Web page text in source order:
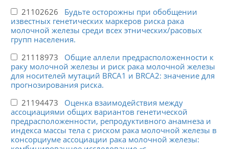
21102626 Будьте осторожны при обобщении
известных генетических маркеров риска рака
молочной железы среди всех этнических/расовых
групп населения.
21118973 Общие аллели предрасположенности к
раку молочной железы и риск рака молочной железы
для носителей мутаций BRCA1 и BRCA2: значение для
прогнозирования риска.
21194473 Оценка взаимодействия между
ассоциациями общих вариантов генетической
предрасположенности, репродуктивного анамнеза и
индекса массы тела с риском рака молочной железы в
консорциуме ассоциации рака молочной железы: